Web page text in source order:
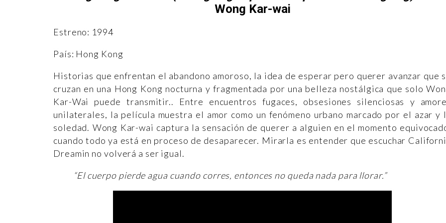
Wong Kar-wai
Estreno: 1994
País: Hong Kong
Historias que enfrentan el abandono amoroso, la idea de esperar pero querer avanzar que
cruzan en una Hong Kong nocturna y fragmentada por una belleza nostálgica que solo
Kar-Wai puede transmitir.. Entre encuentros fugaces, obsesiones silenciosas y
unilaterales, la película muestra el amor como un fenómeno urbano marcado por el azar y
soledad. Wong Kar-wai captura la sensación de querer a alguien en el momento
cuando todo ya está en proceso de desaparecer. Mirarla es entender que escuchar
Dreamin no volverá a ser igual.
“El cuerpo pierde agua cuando corres, entonces no queda nada para llorar.”